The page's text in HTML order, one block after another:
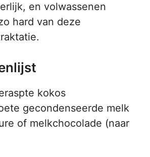
en volwassenen
hard van deze
kokos
gecondenseerde melk
of melkchocolade (naar